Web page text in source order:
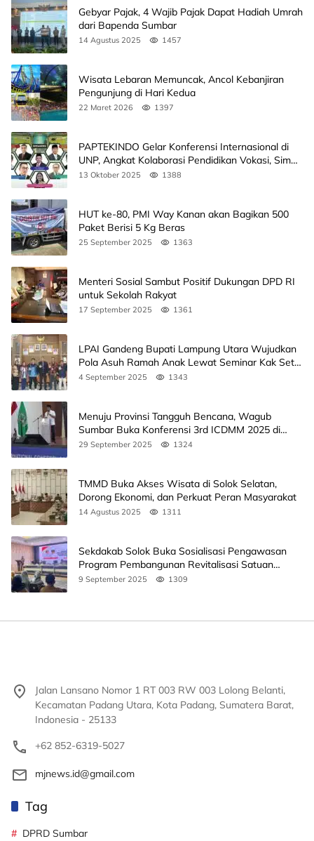
Gebyar Pajak, 4 Wajib Pajak Dapat Hadiah Umrah
dari Bapenda Sumbar
14 Agustus 2025 1457
Wisata Lebaran Memuncak, Ancol Kebanjiran
Pengunjung di Hari Kedua
22 Maret 2026 1397
PAPTEKINDO Gelar Konferensi Internasional di
UNP, Angkat Kolaborasi Pendidikan Vokasi, Simak
Agendanya
13 Oktober 2025 1388
HUT ke-80, PMI Way Kanan akan Bagikan 500
Paket Berisi 5 Kg Beras
25 September 2025 1363
Menteri Sosial Sambut Positif Dukungan DPD RI
untuk Sekolah Rakyat
17 September 2025 1361
LPAI Gandeng Bupati Lampung Utara Wujudkan
Pola Asuh Ramah Anak Lewat Seminar Kak Seto,
Ini Jadwalnya
4 September 2025 1343
Menuju Provinsi Tangguh Bencana, Wagub
Sumbar Buka Konferensi 3rd ICDMM 2025 di
Unand
29 September 2025 1324
TMMD Buka Akses Wisata di Solok Selatan,
Dorong Ekonomi, dan Perkuat Peran Masyarakat
14 Agustus 2025 1311
Sekdakab Solok Buka Sosialisasi Pengawasan
Program Pembangunan Revitalisasi Satuan
Pendidikan
9 September 2025 1309
Jalan Lansano Nomor 1 RT 003 RW 003 Lolong Belanti,
Kecamatan Padang Utara, Kota Padang, Sumatera Barat,
Indonesia - 25133
+62 852-6319-5027
mjnews.id@gmail.com
Tag
DPRD Sumbar